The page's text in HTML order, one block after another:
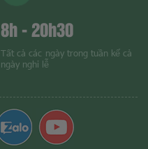
8h - 20h30
Tất cả các ngày trong tuần kể cả
ngày nghỉ lễ